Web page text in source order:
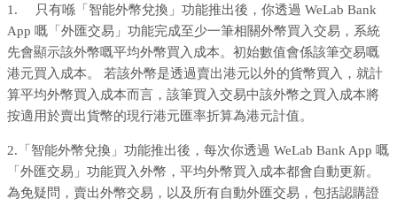
1. 只有喺「智能外幣兌換」功能推出後，你透過 WeLab Bank
App 嘅「外匯交易」功能完成至少一筆相關外幣買入交易，系統
先會顯示該外幣嘅平均外幣買入成本。初始數值會係該筆交易嘅
港元買入成本。 若該外幣是透過賣出港元以外的貨幣買入，就計
算平均外幣買入成本而言，該筆買入交易中該外幣之買入成本將
按適用於賣出貨幣的現行港元匯率折算為港元計值。
2.「智能外幣兌換」功能推出後，每次你透過 WeLab Bank App 嘅
「外匯交易」功能買入外幣，平均外幣買入成本都會自動更新。
為免疑問，賣出外幣交易，以及所有自動外匯交易，包括認購證